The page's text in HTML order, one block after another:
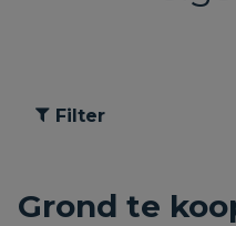
Filter
Grond te